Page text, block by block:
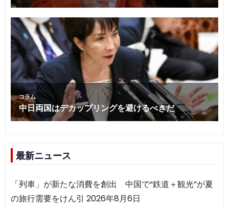
最新ニュース
「列車」が新たな消費を創出 中国で“鉄道＋観光”が夏
の旅行需要をけん引 2026年8月6日